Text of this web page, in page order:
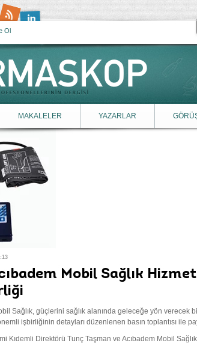
Ol
MAKALELER YAZARLAR
Mobil Sağlık
Sağlık, güçlerini sağlık alanında geleceğe yön verecek
işbirliğinin detayları düzenlenen basın toplantısı ile
Kıdemli Direktörü Tunç Taşman ve Acıbadem Mobil